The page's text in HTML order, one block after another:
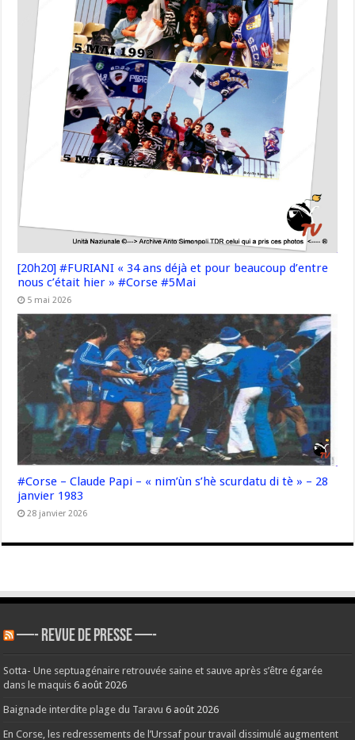
[20h20] #FURIANI « 34 ans déjà et pour beaucoup d’entre
nous c’était hier » #Corse #5Mai
5 mai 2026
#Corse – Claude Papi – « nim’ùn s’hè scurdatu di tè » – 28
janvier 1983
28 janvier 2026
—- REVUE DE PRESSE —-
Sotta- Une septuagénaire retrouvée saine et sauve après s’être égarée
dans le maquis 6 août 2026
Baignade interdite plage du Taravu 6 août 2026
En Corse, les redressements de l’Urssaf pour travail dissimulé augmentent